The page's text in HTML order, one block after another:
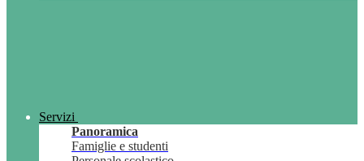
Servizi
Panoramica
Famiglie e studenti